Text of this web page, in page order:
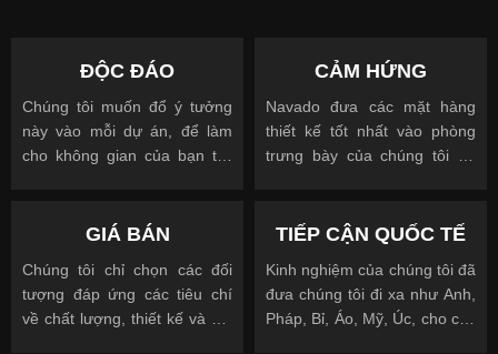
ĐỘC ĐÁO
Chúng tôi muốn đổ ý tưởng
này vào mỗi dự án, để làm
cho không gian của bạn trở
CẢM HỨNG
Navado đưa các mặt hàng
thiết kế tốt nhất vào phòng
trưng bày của chúng tôi để
GIÁ BÁN
Chúng tôi chỉ chọn các đối
tượng đáp ứng các tiêu chí
về chất lượng, thiết kế và giá
TIẾP CẬN QUỐC TẾ
Kinh nghiệm của chúng tôi đã
đưa chúng tôi đi xa như Anh,
Pháp, Bỉ, Áo, Mỹ, Úc, cho các